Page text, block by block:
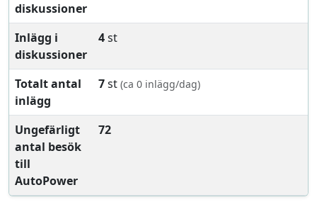
diskussioner
Inlägg i
diskussioner
4st
Totalt antal
inlägg
7st (ca 0 inlägg/dag)
Ungefärligt
antal besök
till
AutoPower
72